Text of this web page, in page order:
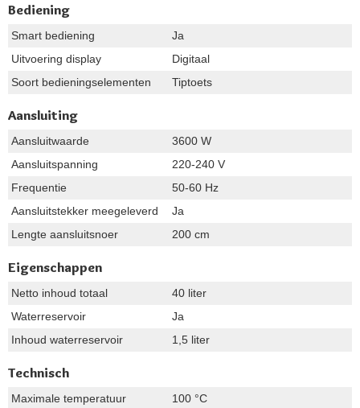
Bediening
Smart bediening
Ja
Uitvoering display
Digitaal
Soort bedieningselementen
Tiptoets
Aansluiting
Aansluitwaarde
3600 W
Aansluitspanning
220-240 V
Frequentie
50-60 Hz
Aansluitstekker meegeleverd
Ja
Lengte aansluitsnoer
200 cm
Eigenschappen
Netto inhoud totaal
40 liter
Waterreservoir
Ja
Inhoud waterreservoir
1,5 liter
Technisch
Maximale temperatuur
100 °C